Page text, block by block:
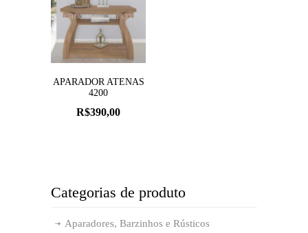
APARADOR ATENAS
4200
R$390,00
Categorias de produto
Aparadores, Barzinhos e Rústicos